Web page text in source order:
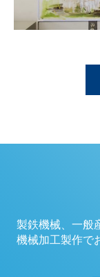
製鉄機械、一般
機械加工製作で